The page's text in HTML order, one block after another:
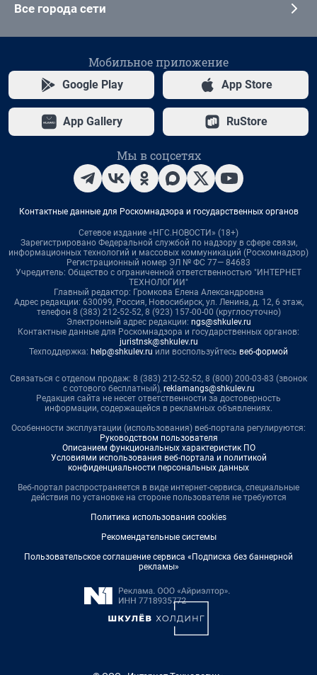
Все города сети
Мобильное приложение
Google Play App Store
App Gallery RuStore
Мы в соцсетях
Контактные данные для Роскомнадзора и государственных органов
Сетевое издание «НГС.НОВОСТИ» (18+)
Зарегистрировано Федеральной службой по надзору в сфере связи,
информационных технологий и массовых коммуникаций (Роскомнадзор)
Регистрационный номер ЭЛ № ФС 77— 84683
Учредитель: Общество с ограниченной ответственностью "ИНТЕРНЕТ
ТЕХНОЛОГИИ"
Главный редактор: Громкова Елена Александровна
Адрес редакции: 630099, Россия, Новосибирск, ул. Ленина, д. 12, 6 этаж,
телефон 8 (383) 212-52-52, 8 (923) 157-00-00 (круглосуточно)
Электронный адрес редакции: ngs@shkulev.ru
Контактные данные для Роскомнадзора и государственных органов:
juristnsk@shkulev.ru
Техподдержка: help@shkulev.ru или воспользуйтесь веб-формой
Связаться с отделом продаж: 8 (383) 212-52-52, 8 (800) 200-03-83 (звонок
с сотового бесплатный), reklamangs@shkulev.ru
Редакция сайта не несет ответственности за достоверность
информации, содержащейся в рекламных объявлениях.
Особенности эксплуатации (использования) веб-портала регулируются:
Руководством пользователя
Описанием функциональных характеристик ПО
Условиями использования веб-портала и политикой
конфиденциальности персональных данных
Веб-портал распространяется в виде интернет-сервиса, специальные
действия по установке на стороне пользователя не требуются
Политика использования cookies
Рекомендательные системы
Пользовательское соглашение сервиса «Подписка без баннерной
рекламы»